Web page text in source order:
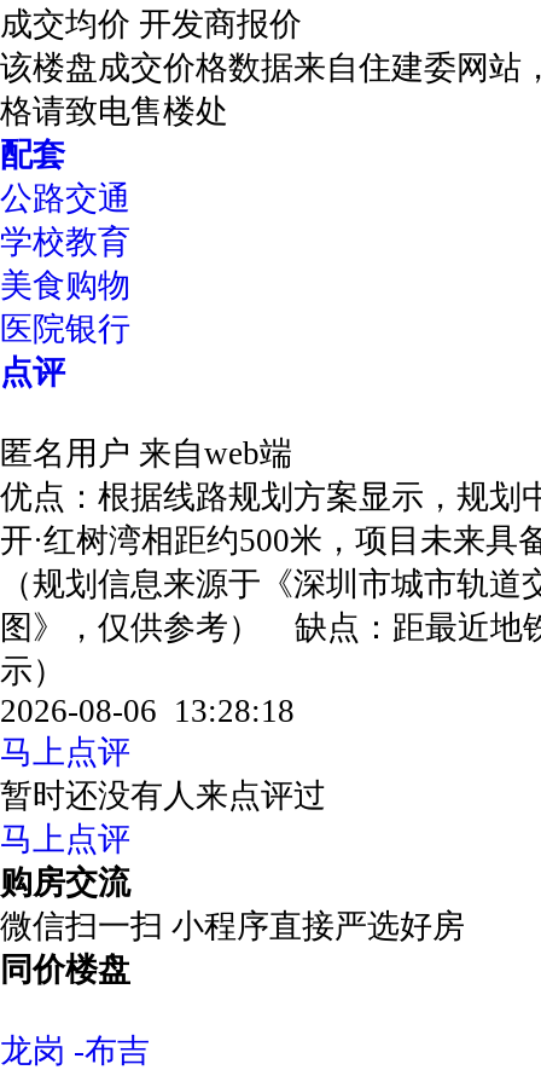
成交均价 开发商报价
该楼盘成交价格数据来自住建委网站
格请致电售楼处
配套
公路交通
学校教育
美食购物
医院银行
点评
匿名用户 来自web端
优点：根据线路规划方案显示，规划
开·红树湾相距约500米，项目未来具
（规划信息来源于《深圳市城市轨道
图》，仅供参考） 缺点：距最近地
示）
2026-08-06 13:28:18
马上点评
暂时还没有人来点评过
马上点评
购房交流
微信扫一扫 小程序直接严选好房
同价楼盘
龙岗 -布吉